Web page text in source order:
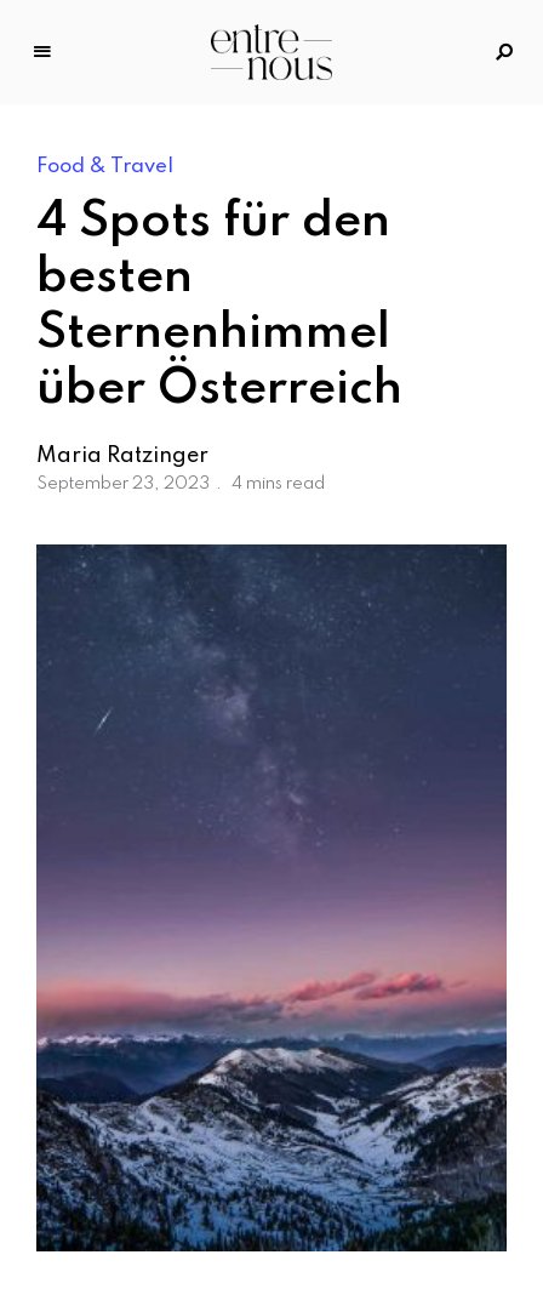
N
o
–
D
a
s
a
zi
n
ei
h
MODE, BEAUTY, TRAVEL, MENTAL HEALTH
Food & Travel
4 Spots für den
besten
Sternenhimmel
über Österreich
Maria Ratzinger
September 23, 2023 4 mins read